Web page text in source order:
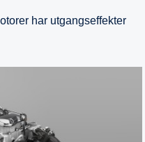
har utgangseffekter